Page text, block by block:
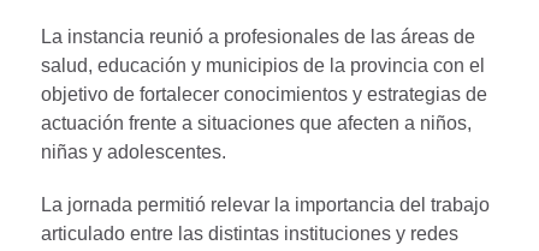
La instancia reunió a profesionales de las áreas de
salud, educación y municipios de la provincia con el
objetivo de fortalecer conocimientos y estrategias de
actuación frente a situaciones que afecten a niños,
niñas y adolescentes.
La jornada permitió relevar la importancia del trabajo
articulado entre las distintas instituciones y redes